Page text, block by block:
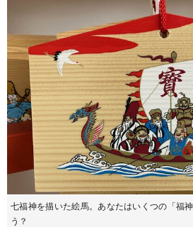
七福神を描いた絵馬。あなたはいくつの「福
う？